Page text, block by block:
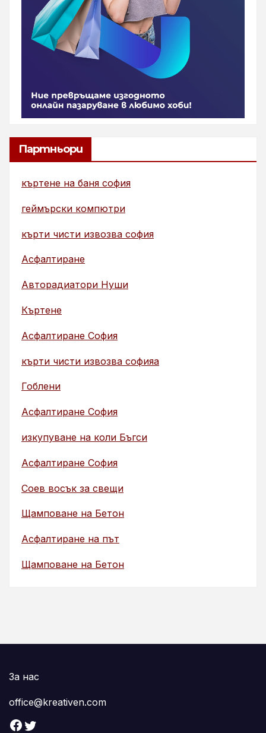
Партньори
къртене на баня софия
геймърски компютри
кърти чисти извозва софия
Асфалтиране
Авторадиатори Нуши
Къртене
Асфалтиране София
кърти чисти извозва софияа
Гоблени
Асфалтиране София
изкупуване на коли Бъгси
Асфалтиране София
Соев восък за свещи
Щамповане на Бетон
Асфалтиране на път
Щамповане на Бетон
За нас
office@kreativen.com
Facebook Twitter